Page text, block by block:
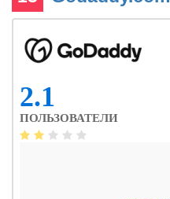
2.1
ПОЛЬЗОВАТЕЛИ